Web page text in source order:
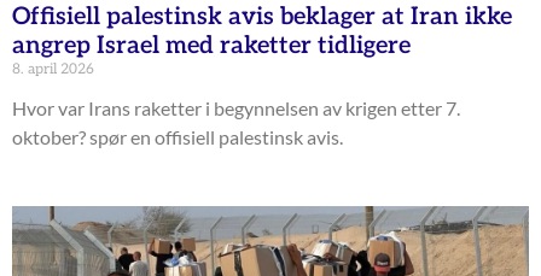
Offisiell palestinsk avis beklager at Iran ikke
angrep Israel med raketter tidligere
8. april 2026
Hvor var Irans raketter i begynnelsen av krigen etter 7.
oktober? spør en offisiell palestinsk avis.